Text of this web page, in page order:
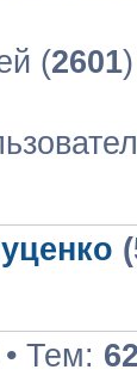
(2601
• Тем: